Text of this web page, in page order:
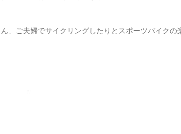
、ご夫婦でサイクリングしたりとスポーツバイクの